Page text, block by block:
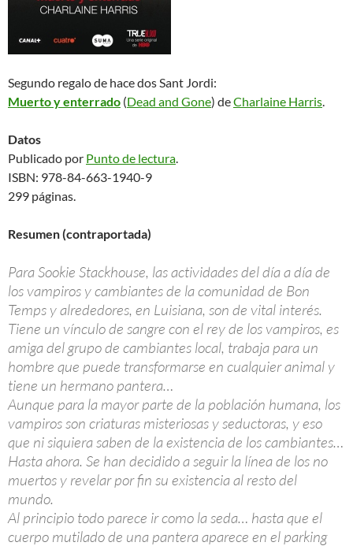
Segundo regalo de hace dos Sant Jordi:
Muerto y enterrado (Dead and Gone) deCharlaine Harris.
Datos
Publicado por Punto de lectura.
ISBN: 978-84-663-1940-9
299 páginas.
Resumen (contraportada)
Para Sookie Stackhouse, las actividades del día a día de
los vampiros y cambiantes de la comunidad de Bon
Temps y alrededores, en Luisiana, son de vital interés.
Tiene un vínculo de sangre con el rey de los vampiros, es
amiga del grupo de cambiantes local, trabaja para un
hombre que puede transformarse en cualquier animal y
tiene un hermano pantera…
Aunque para la mayor parte de la población humana, los
vampiros son criaturas misteriosas y seductoras, y eso
que ni siquiera saben de la existencia de los cambiantes…
Hasta ahora. Se han decidido a seguir la línea de los no
muertos y revelar por fin su existencia al resto del
mundo.
Al principio todo parece ir como la seda… hasta que el
cuerpo mutilado de una pantera aparece en el parking